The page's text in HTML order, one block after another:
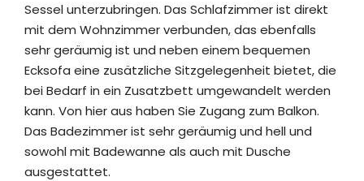
Sessel unterzubringen. Das Schlafzimmer ist direkt
mit dem Wohnzimmer verbunden, das ebenfalls
sehr geräumig ist und neben einem bequemen
Ecksofa eine zusätzliche Sitzgelegenheit bietet, die
bei Bedarf in ein Zusatzbett umgewandelt werden
kann. Von hier aus haben Sie Zugang zum Balkon.
Das Badezimmer ist sehr geräumig und hell und
sowohl mit Badewanne als auch mit Dusche
ausgestattet.